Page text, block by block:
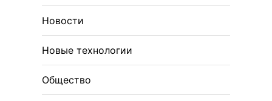
Новости
Новые технологии
Общество